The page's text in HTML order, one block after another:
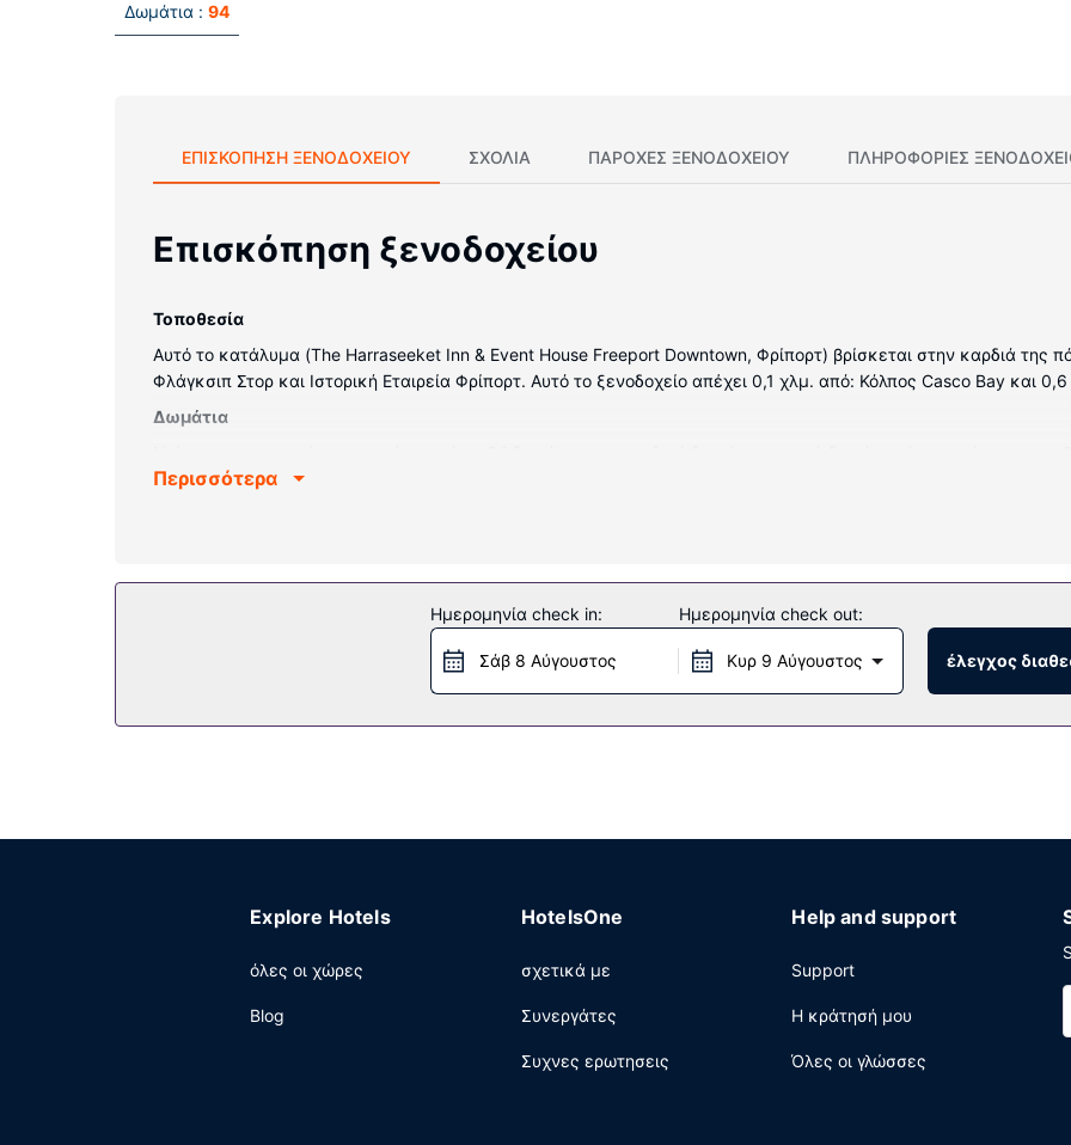
Δωμάτια : 94
ΕΠΙΣΚΌΠΗΣΗ ΞΕΝΟΔΟΧΕΊΟΥ ΣΧΌΛΙΑ ΠΑΡΟΧΕΣ ΞΕΝΟΔΟΧΕΙΟΥ ΠΛΗΡΟΦΟΡΊΕΣ
Επισκόπηση ξενοδοχείου
Τοποθεσία
Αυτό το κατάλυμα (The Harraseeket Inn & Event House Freeport Downtown, Φρίπορτ) βρίσκεται στην καρδιά της
Φλάγκσιπ Στορ και Ιστορική Εταιρεία Φρίπορτ. Αυτό το ξενοδοχείο απέχει 0,1 χλμ. από: Κόλπος Casco Bay και
Δωμάτια
κρεβάτι σας (με ανώστρωμα) διαθέτει σεντόνια από αιγυπτιακό βαμβάκι. Mπορείτε να είστε πάντα online με
Μην παραλείψετε να δοκιμάσετε τις ψυχαγωγικές δραστηριότητες που προσφέρονται, όπως εσωτερική πισίνα
βρείτε επίσης δωρεάν ασύρματο ίντερνετ, υπηρεσίες concierge και υπηρεσίες γάμου.
Ικανοποιήστε την όρεξή σας στο Porter Kitchen + Bar (εστιατόριο), το οποίο διαθέτει μπαρ/lounge και προσφέρει
(ευρωπαϊκό) καθημερινά μεταξύ 7:00 π.μ. - 10:00 π.μ..
Περισσότερα
Ημερομηνία check in:
Σάβ 8 Αύγουστος
Ημερομηνία check out:
Κυρ 9 Αύγουστος έλεγχος
Explore Hotels
όλες οι χώρες
Blog
HotelsOne
σχετικά με
Συνεργάτες
Συχνες ερωτησεις
Help and support
Support
Η κράτησή μου
Όλες οι γλώσσες